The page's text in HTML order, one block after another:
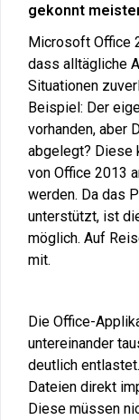
gekonnt
Microsoft Office
dass alltägliche
Situationen
Beispiel: Der
vorhanden, aber
abgelegt? Diese
von Office 2013
werden. Da das
unterstützt, ist
möglich. Auf
mit.
Die Office-
untereinander
deutlich
Dateien direkt
Diese müssen